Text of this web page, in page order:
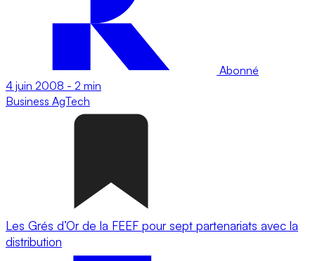
Abonné
4 juin 2008 - 2 min
Business AgTech
Les Grés d’Or de la FEEF pour sept partenariats avec la
distribution